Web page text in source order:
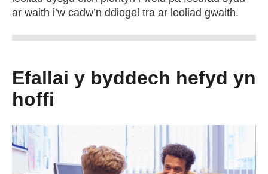
ar waith i’w cadw’n ddiogel tra ar leoliad gwaith.
Efallai y byddech hefyd yn
hoffi